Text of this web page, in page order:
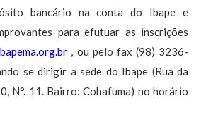
bancário na conta do Ibape e
para efutuar as inscrições
, ou pelo fax (98) 3236-
se dirigir a sede do Ibape (Rua da
N°. 11. Bairro: Cohafuma) no horário